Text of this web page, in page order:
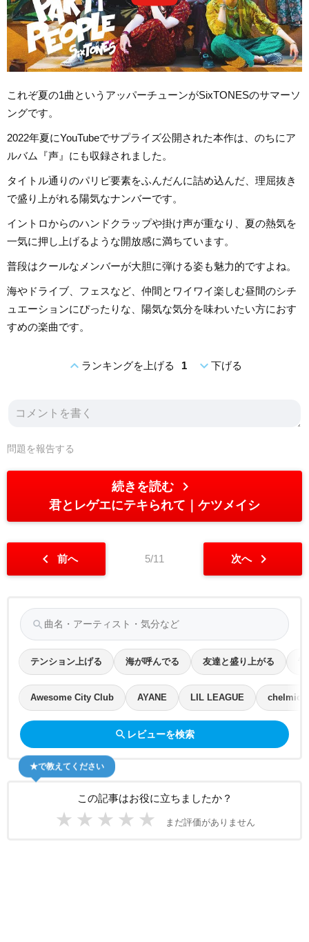
これぞ夏の1曲というアッパーチューンがSixTONESのサマーソ
ングです。
2022年夏にYouTubeでサプライズ公開された本作は、のちにア
ルバム『声』にも収録されました。
タイトル通りのパリピ要素をふんだんに詰め込んだ、理屈抜き
で盛り上がれる陽気なナンバーです。
イントロからのハンドクラップや掛け声が重なり、夏の熱気を
一気に押し上げるような開放感に満ちています。
普段はクールなメンバーが大胆に弾ける姿も魅力的ですよね。
海やドライブ、フェスなど、仲間とワイワイ楽しむ昼間のシチ
ュエーションにぴったりな、陽気な気分を味わいたい方におす
すめの楽曲です。
expand_lessランキングを上げる 1 expand_more下げる
問題を報告する
続きを読む chevron_right
君とレゲエにテキられて ケツメイシ
chevron_left 前へ 5/11 次へ chevron_right
search
テンション上げる 海が呼んでる 友達と盛り上がる
Awesome City Club AYANE LIL LEAGUE chelmico
search レビューを検索
この記事はお役に立ちましたか？
★ ★ ★ ★ ★ まだ評価がありません
★で教えてください